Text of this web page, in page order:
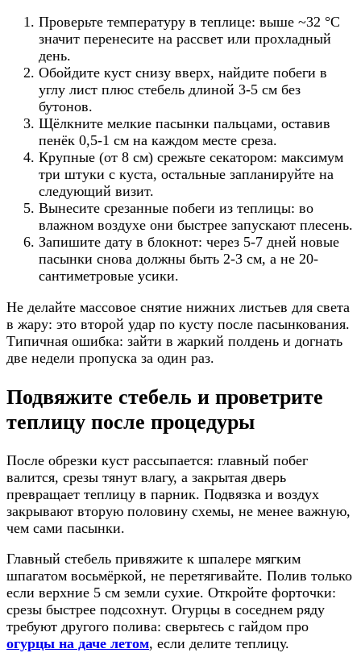
Проверьте температуру в теплице: выше ~32 °C
значит перенесите на рассвет или прохладный
день.
Обойдите куст снизу вверх, найдите побеги в
углу лист плюс стебель длиной 3-5 см без
бутонов.
Щёлкните мелкие пасынки пальцами, оставив
пенёк 0,5-1 см на каждом месте среза.
Крупные (от 8 см) срежьте секатором: максимум
три штуки с куста, остальные запланируйте на
следующий визит.
Вынесите срезанные побеги из теплицы: во
влажном воздухе они быстрее запускают плесень.
Запишите дату в блокнот: через 5-7 дней новые
пасынки снова должны быть 2-3 см, а не 20-
сантиметровые усики.
Не делайте массовое снятие нижних листьев для света
в жару: это второй удар по кусту после пасынкования.
Типичная ошибка: зайти в жаркий полдень и догнать
две недели пропуска за один раз.
Подвяжите стебель и проветрите
теплицу после процедуры
После обрезки куст рассыпается: главный побег
валится, срезы тянут влагу, а закрытая дверь
превращает теплицу в парник. Подвязка и воздух
закрывают вторую половину схемы, не менее важную,
чем сами пасынки.
Главный стебель привяжите к шпалере мягким
шпагатом восьмёркой, не перетягивайте. Полив только
если верхние 5 см земли сухие. Откройте форточки:
срезы быстрее подсохнут. Огурцы в соседнем ряду
требуют другого полива: сверьтесь с гайдом про
огурцы на даче летом, если делите теплицу.